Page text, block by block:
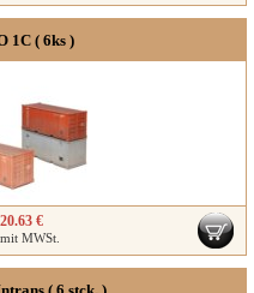
1C ( 6ks )
20.63 €
mit MWSt.